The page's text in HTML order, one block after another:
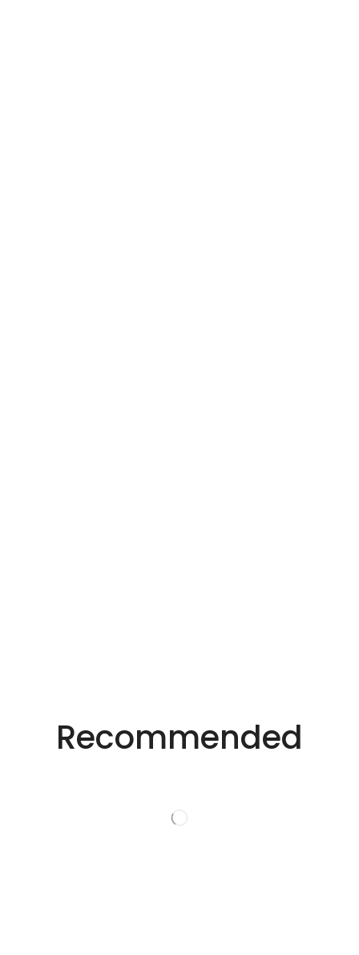
创新的激光解决方
案。
Recommended